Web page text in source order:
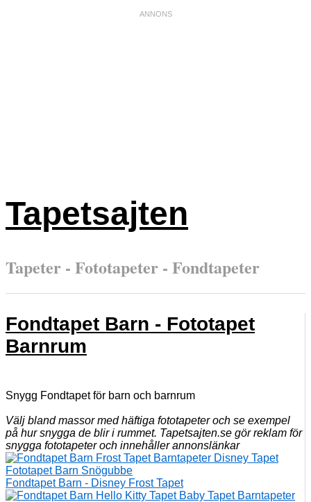
Tapetsajten
Tapeter - Fototapeter - Fondtapeter
Fondtapet Barn - Fototapet
Barnrum
Snygg Fondtapet för barn och barnrum
Välj bland massor med häftiga fototapeter och se exempel
på hur snygga de blir i rummet. Tapetsajten.se gör reklam för
snygga fototapeter och innehåller annonslänkar
Fondtapet Barn - Disney Frost Tapet